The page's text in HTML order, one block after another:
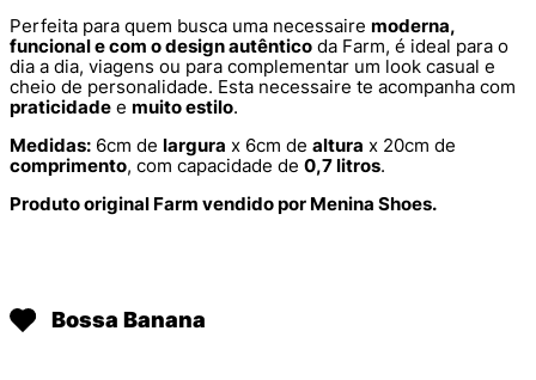
Perfeita para quem busca uma necessaire moderna,
funcional e com o design autêntico da Farm, é ideal para o
dia a dia, viagens ou para complementar um look casual e
cheio de personalidade. Esta necessaire te acompanha com
praticidade e muito estilo.
Medidas: 6cm de largura x 6cm de altura x 20cm de
comprimento, com capacidade de 0,7 litros.
Produto original Farm vendido por Menina Shoes.
Bossa Banana